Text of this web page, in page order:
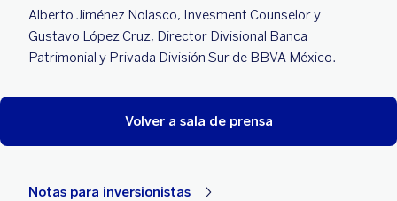
Alberto Jiménez Nolasco, Invesment Counselor y
Gustavo López Cruz, Director Divisional Banca
Patrimonial y Privada División Sur de BBVA México.
Volver a sala de prensa
Notas para inversionistas